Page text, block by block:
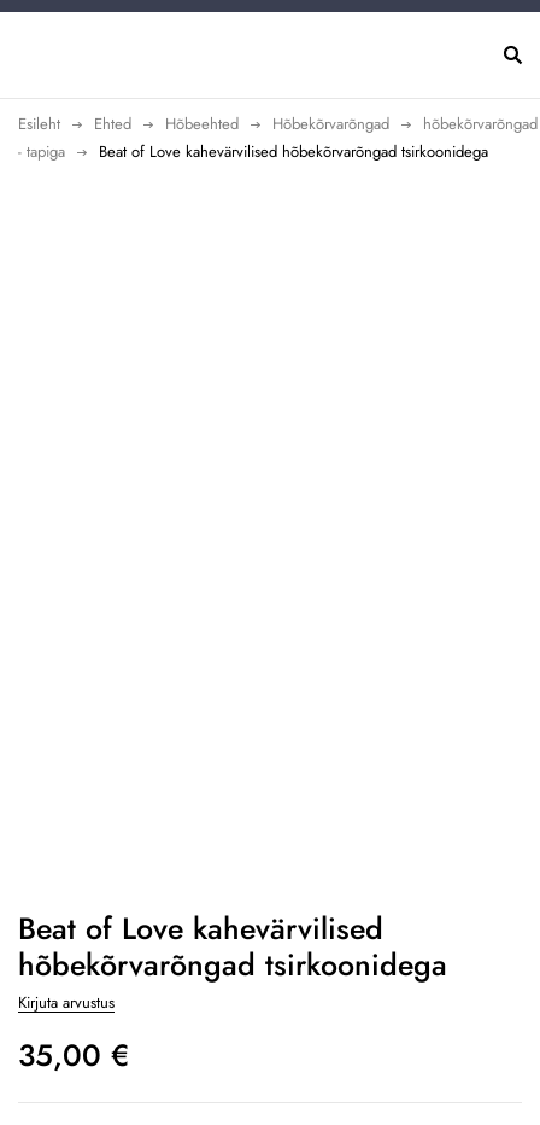
Esileht Ehted Hõbeehted Hõbekõrvarõngad
hõbekõrvarõngad
- tapiga
Beat of Love kahevärvilised hõbekõrvarõngad tsirkoonidega
Beat of Love kahevärvilised
hõbekõrvarõngad tsirkoonidega
Kirjuta arvustus
35,00 €